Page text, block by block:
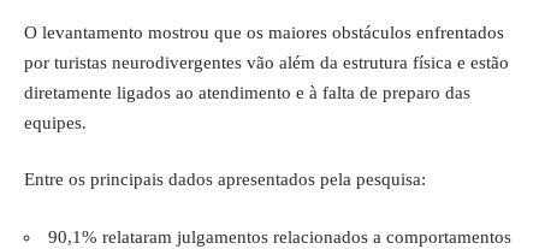
O levantamento mostrou que os maiores obstáculos enfrentados
por turistas neurodivergentes vão além da estrutura física e estão
diretamente ligados ao atendimento e à falta de preparo das
equipes.
Entre os principais dados apresentados pela pesquisa:
90,1% relataram julgamentos relacionados a comportamentos